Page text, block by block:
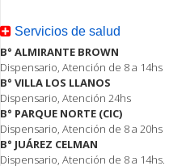
Servicios de salud
B° ALMIRANTE BROWN
Dispensario, Atención de 8 a 14hs
B° VILLA LOS LLANOS
Dispensario, Atención 24hs
B° PARQUE NORTE (CIC)
Dispensario, Atención de 8 a 20hs
B° JUÁREZ CELMAN
Dispensario, Atención de 8 a 14hs.